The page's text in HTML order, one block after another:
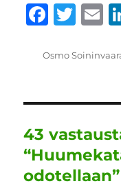
F
c
b
o
o
k
T
it
r
E
Kirjoittaja
Osmo
43
odotellaan”